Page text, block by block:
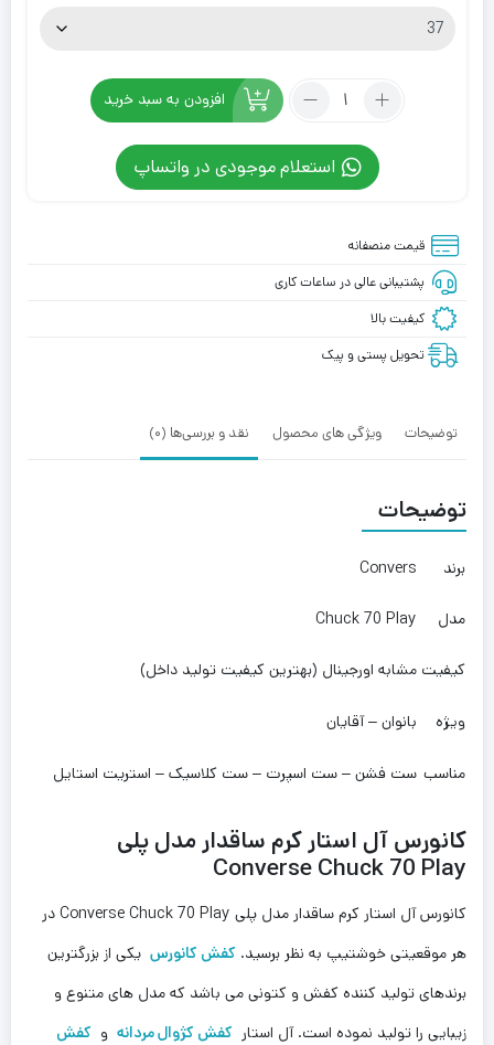
تعداد:
آل
استار
کرم
مدل
پلی
70
افزودن به سبد خرید
استعلام موجودی در واتساپ
قیمت منصفانه
پشتیبانی عالی در ساعات کاری
کیفیت بالا
تحویل پستی و پیک
توضیحات ویژگی های محصول نقد و بررسی‌ها (0)
توضیحات
برند Convers
مدل Chuck 70 Play
کیفیت مشابه اورجینال (بهترین کیفیت تولید داخل)
ویژه بانوان – آقایان
مناسب ست فشن – ست اسپرت – ست کلاسیک – استریت استایل
کانورس آل استار کرم ساقدار مدل پلی
Converse Chuck 70 Play
کانورس آل استار کرم ساقدار مدل پلی Converse Chuck 70 Play در
هر موقعیتی خوشتیپ به نظر برسید. کفش کانورس یکی از بزرگترین
برندهای تولید کننده کفش و کتونی می باشد که مدل های متنوع و
زیبایی را تولید نموده است. آل استار کفش کژوال مردانه و کفش